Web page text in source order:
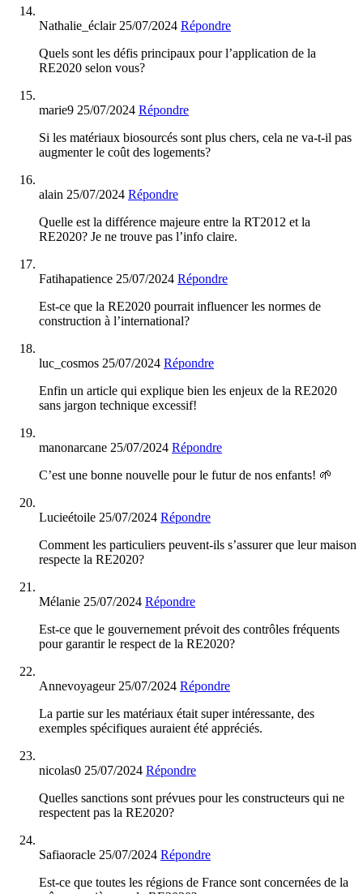
Nathalie_éclair 25/07/2024 Répondre
Quels sont les défis principaux pour l’application de la
RE2020 selon vous?
marie9 25/07/2024 Répondre
Si les matériaux biosourcés sont plus chers, cela ne va-t-il pas
augmenter le coût des logements?
alain 25/07/2024 Répondre
Quelle est la différence majeure entre la RT2012 et la
RE2020? Je ne trouve pas l’info claire.
Fatihapatience 25/07/2024 Répondre
Est-ce que la RE2020 pourrait influencer les normes de
construction à l’international?
luc_cosmos 25/07/2024 Répondre
Enfin un article qui explique bien les enjeux de la RE2020
sans jargon technique excessif!
manonarcane 25/07/2024 Répondre
C’est une bonne nouvelle pour le futur de nos enfants! 🌱
Lucieétoile 25/07/2024 Répondre
Comment les particuliers peuvent-ils s’assurer que leur maison
respecte la RE2020?
Mélanie 25/07/2024 Répondre
Est-ce que le gouvernement prévoit des contrôles fréquents
pour garantir le respect de la RE2020?
Annevoyageur 25/07/2024 Répondre
La partie sur les matériaux était super intéressante, des
exemples spécifiques auraient été appréciés.
nicolas0 25/07/2024 Répondre
Quelles sanctions sont prévues pour les constructeurs qui ne
respectent pas la RE2020?
Safiaoracle 25/07/2024 Répondre
Est-ce que toutes les régions de France sont concernées de la